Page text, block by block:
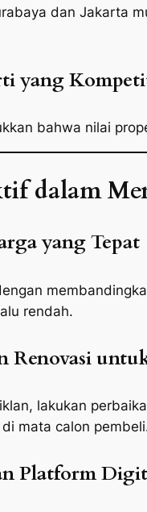
dan Jakarta
yang
bahwa nilai
dalam
yang Tepat
rendah.
Renovasi
lakukan
mata calon
Platform